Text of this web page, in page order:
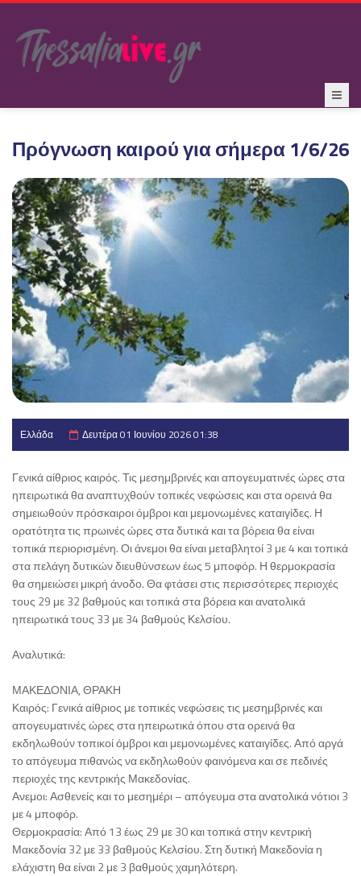
Πρόγνωση καιρού για σήμερα 1/6/26
Ελλάδα Δευτέρα 01 Ιουνίου 2026 01:38
Γενικά αίθριος καιρός. Τις μεσημβρινές και απογευματινές ώρες στα
ηπειρωτικά θα αναπτυχθούν τοπικές νεφώσεις και στα ορεινά θα
σημειωθούν πρόσκαιροι όμβροι και μεμονωμένες καταιγίδες. Η
ορατότητα τις πρωινές ώρες στα δυτικά και τα βόρεια θα είναι
τοπικά περιορισμένη. Οι άνεμοι θα είναι μεταβλητοί 3 με 4 και τοπικά
στα πελάγη δυτικών διευθύνσεων έως 5 μποφόρ. Η θερμοκρασία
θα σημειώσει μικρή άνοδο. Θα φτάσει στις περισσότερες περιοχές
τους 29 με 32 βαθμούς και τοπικά στα βόρεια και ανατολικά
ηπειρωτικά τους 33 με 34 βαθμούς Κελσίου.
Αναλυτικά:
ΜΑΚΕΔΟΝΙΑ, ΘΡΑΚΗ
Καιρός: Γενικά αίθριος με τοπικές νεφώσεις τις μεσημβρινές και
απογευματινές ώρες στα ηπειρωτικά όπου στα ορεινά θα
εκδηλωθούν τοπικοί όμβροι και μεμονωμένες καταιγίδες. Από αργά
το απόγευμα πιθανώς να εκδηλωθούν φαινόμενα και σε πεδινές
περιοχές της κεντρικής Μακεδονίας.
Ανεμοι: Ασθενείς και το μεσημέρι – απόγευμα στα ανατολικά νότιοι 3
με 4 μποφόρ.
Θερμοκρασία: Από 13 έως 29 με 30 και τοπικά στην κεντρική
Μακεδονία 32 με 33 βαθμούς Κελσίου. Στη δυτική Μακεδονία η
ελάχιστη θα είναι 2 με 3 βαθμούς χαμηλότερη.